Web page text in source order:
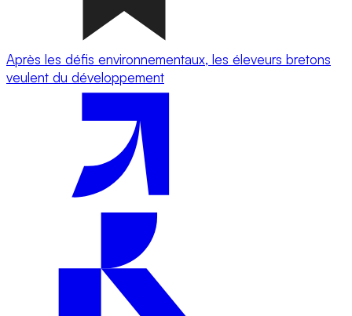
Après les défis environnementaux, les éleveurs bretons
veulent du développement